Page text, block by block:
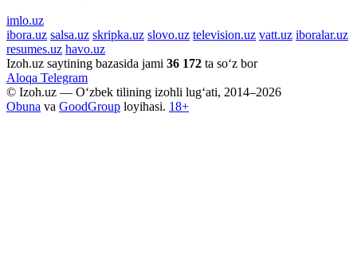
imlo.uz
ibora.uz salsa.uz skripka.uz slovo.uz television.uz vatt.uz iboralar.uz
resumes.uz havo.uz
Izoh.uz saytining bazasida jami 36 172 ta so‘z bor
Aloqa Telegram
© Izoh.uz — O‘zbek tilining izohli lug‘ati, 2014–2026
Obuna va GoodGroup loyihasi. 18+